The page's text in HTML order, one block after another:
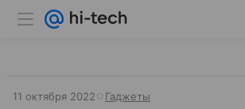
11 октября 2022 Гаджеты